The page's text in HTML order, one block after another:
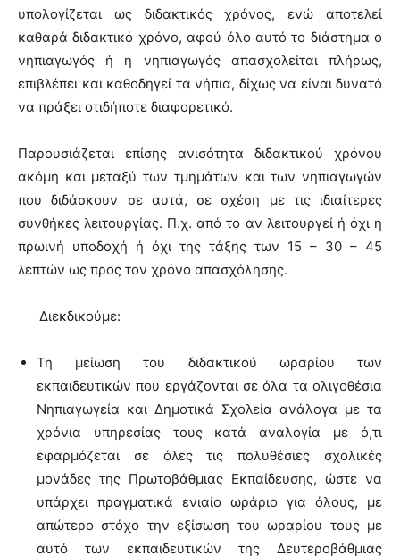
υπολογίζεται ως διδακτικός χρόνος, ενώ αποτελεί
καθαρά διδακτικό χρόνο, αφού όλο αυτό το διάστημα ο
νηπιαγωγός ή η νηπιαγωγός απασχολείται πλήρως,
επιβλέπει και καθοδηγεί τα νήπια, δίχως να είναι δυνατό
να πράξει οτιδήποτε διαφορετικό.
Παρουσιάζεται επίσης ανισότητα διδακτικού χρόνου
ακόμη και μεταξύ των τμημάτων και των νηπιαγωγών
που διδάσκουν σε αυτά, σε σχέση με τις ιδιαίτερες
συνθήκες λειτουργίας. Π.χ. από το αν λειτουργεί ή όχι η
πρωινή υποδοχή ή όχι της τάξης των 15 – 30 – 45
λεπτών ως προς τον χρόνο απασχόλησης.
Διεκδικούμε:
Τη μείωση του διδακτικού ωραρίου των
εκπαιδευτικών που εργάζονται σε όλα τα ολιγοθέσια
Νηπιαγωγεία και Δημοτικά Σχολεία ανάλογα με τα
χρόνια υπηρεσίας τους κατά αναλογία με ό,τι
εφαρμόζεται σε όλες τις πολυθέσιες σχολικές
μονάδες της Πρωτοβάθμιας Εκπαίδευσης, ώστε να
υπάρχει πραγματικά ενιαίο ωράριο για όλους, με
απώτερο στόχο την εξίσωση του ωραρίου τους με
αυτό των εκπαιδευτικών της Δευτεροβάθμιας